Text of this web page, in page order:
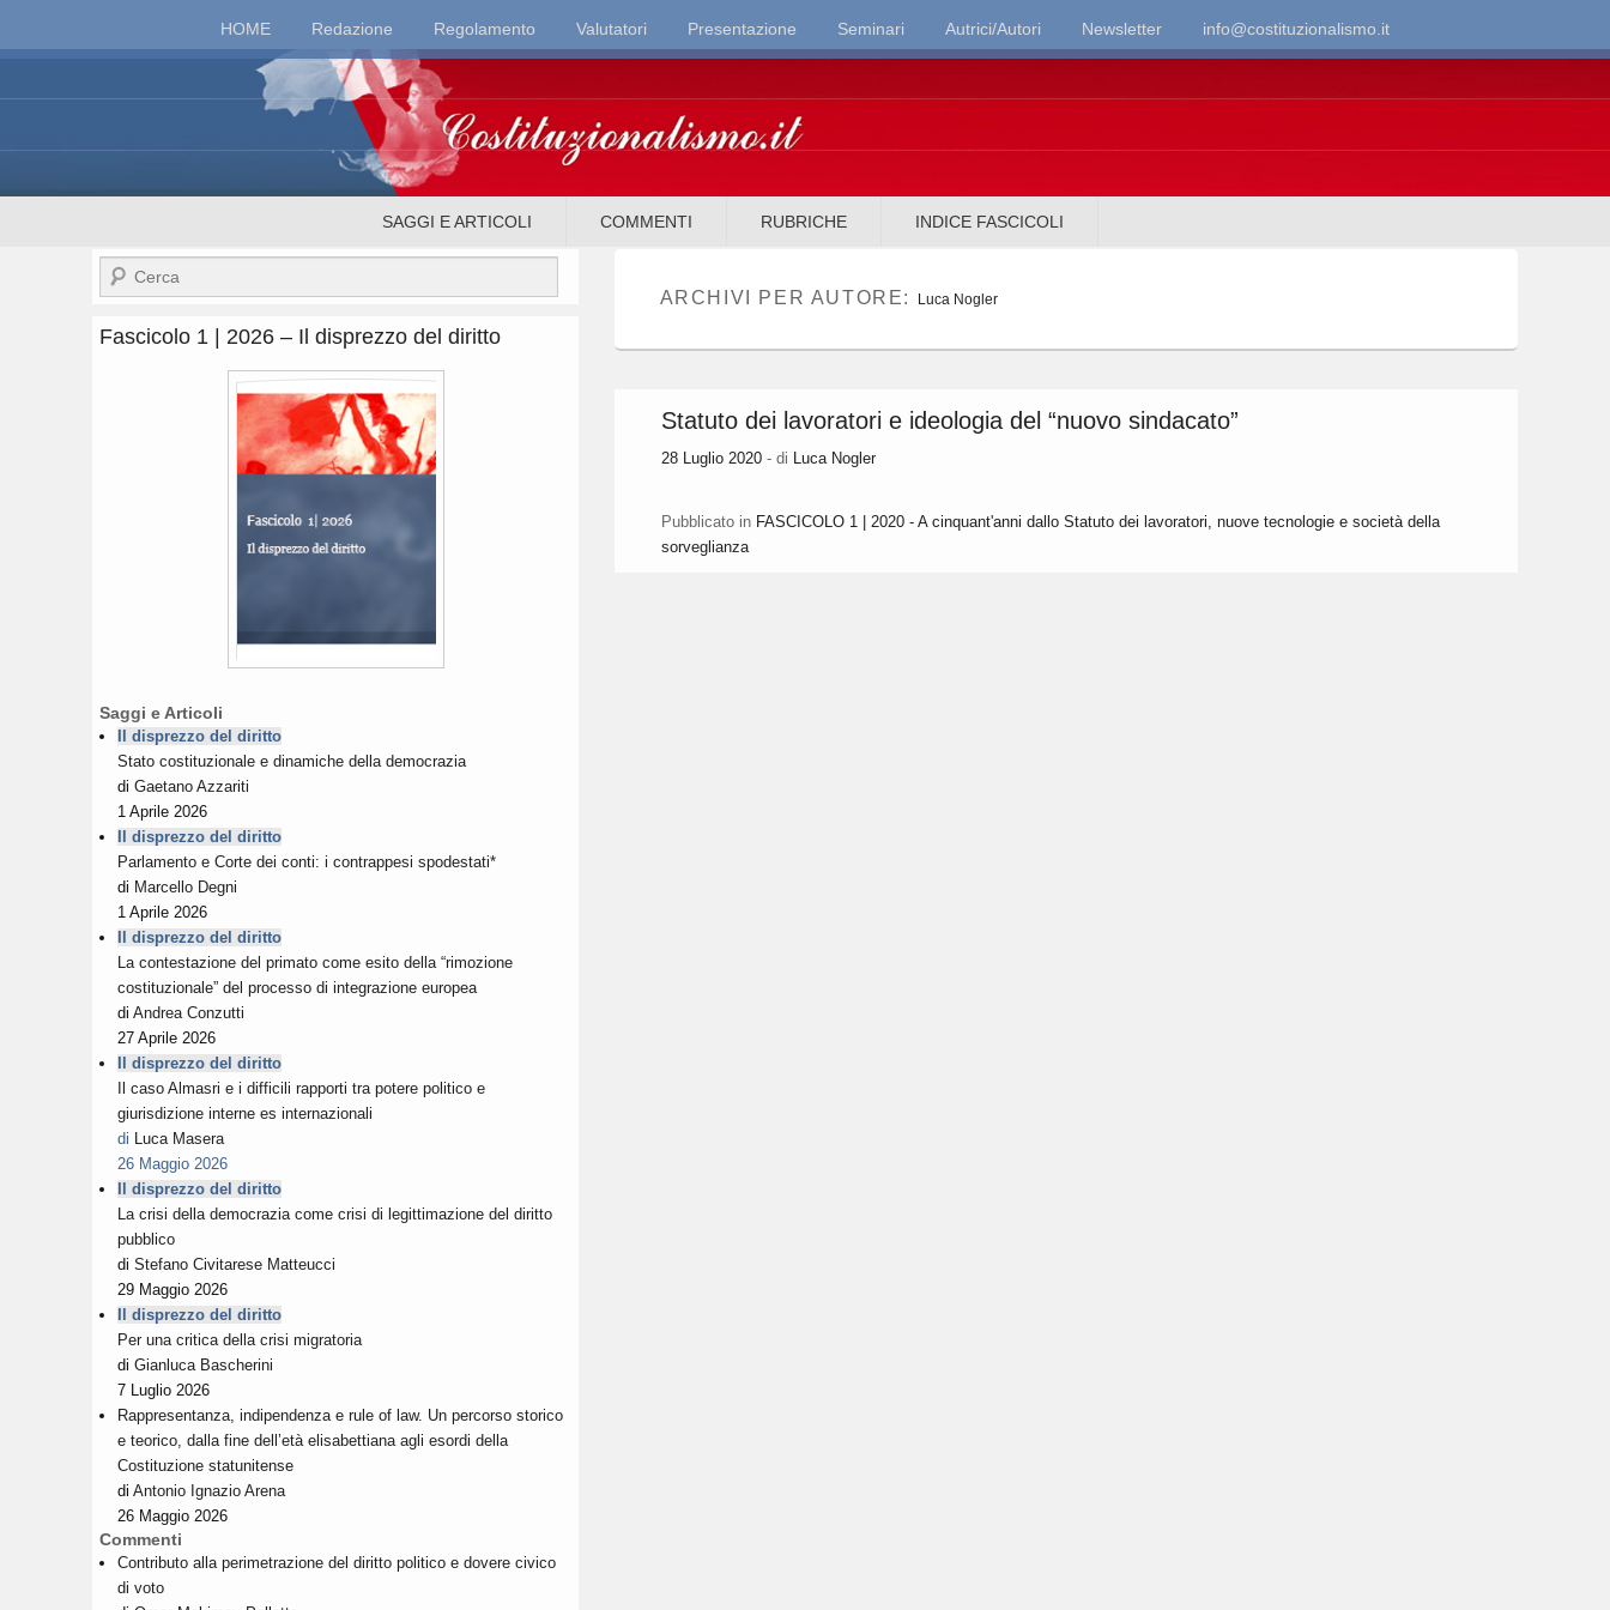
HOME Redazione Regolamento Valutatori Presentazione Seminari Autrici/Autori Newsletter info@costituzionalismo.it
Costituzionalismo.it
SAGGI E ARTICOLI COMMENTI RUBRICHE INDICE FASCICOLI
ARCHIVI PER AUTORE: Luca Nogler
Statuto dei lavoratori e ideologia del “nuovo sindacato”
28 Luglio 2020 - di Luca Nogler
Pubblicato in FASCICOLO 1 | 2020 - A cinquant'anni dallo Statuto dei lavoratori, nuove tecnologie e società della
sorveglianza
Cerca
Fascicolo 1 | 2026 – Il disprezzo del diritto
Saggi e Articoli
Il disprezzo del diritto
Stato costituzionale e dinamiche della democrazia
di Gaetano Azzariti
1 Aprile 2026
Il disprezzo del diritto
Parlamento e Corte dei conti: i contrappesi spodestati*
di Marcello Degni
1 Aprile 2026
Il disprezzo del diritto
La contestazione del primato come esito della “rimozione
costituzionale” del processo di integrazione europea
di Andrea Conzutti
27 Aprile 2026
Il disprezzo del diritto
Il caso Almasri e i difficili rapporti tra potere politico e
giurisdizione interne es internazionali
di Luca Masera
26 Maggio 2026
Il disprezzo del diritto
La crisi della democrazia come crisi di legittimazione del diritto
pubblico
di Stefano Civitarese Matteucci
29 Maggio 2026
Il disprezzo del diritto
Per una critica della crisi migratoria
di Gianluca Bascherini
7 Luglio 2026
Rappresentanza, indipendenza e rule of law. Un percorso storico
e teorico, dalla fine dell’età elisabettiana agli esordi della
Costituzione statunitense
di Antonio Ignazio Arena
26 Maggio 2026
Commenti
Contributo alla perimetrazione del diritto politico e dovere civico
di voto